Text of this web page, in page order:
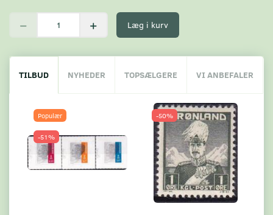
Læg i kurv
TILBUD NYHEDER TOPSÆLGERE VI ANBEFALER
Populær
-51%
-50%